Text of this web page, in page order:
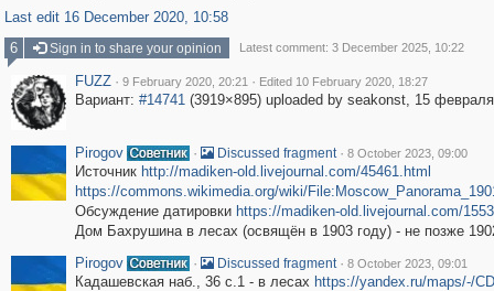
Last edit 16 December 2020, 10:58
6
Sign in to share your opinion Latest comment: 3 December 2025, 10:22
FUZZ · 9 February 2020, 20:21 · Edited 10 February 2020, 18:27
Вариант: #14741(3919×895) uploaded by seakonst, 15
Pirogov · Discussed fragment · 8 October 2023, 09:00
Источник http://madiken-old.livejournal.com/45461.html
https://commons.wikimedia.org/wiki/
Обсуждение датировки https://madiken-old.livejournal.com/
Дом Бахрушина в лесах (освящён в 1903 году) - не позже
Pirogov
· Discussed fragment · 8 October 2023, 09:01
Кадашевская наб., 36 с.1 - в лесах https://yandex.ru/maps/-/